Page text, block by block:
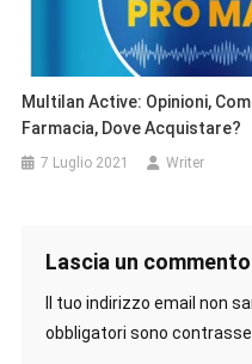
Multilan Active: Opinioni,
Farmacia, Dove Acquistare?
7 Luglio 2021 Writer
Lascia un commento
Il tuo indirizzo email non
obbligatori sono